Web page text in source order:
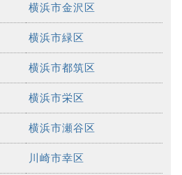
横浜市金沢区
横浜市緑区
横浜市都筑区
横浜市栄区
横浜市瀬谷区
川崎市幸区